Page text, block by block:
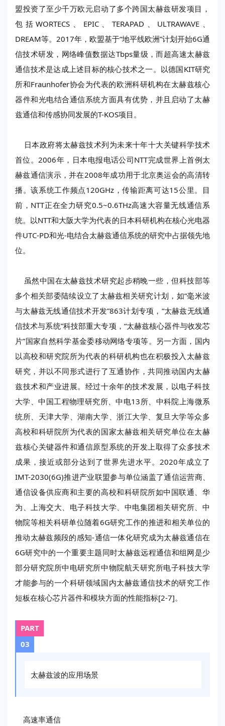
盟投资了至少千万欧元启动了多个跨国太赫兹研发项目，
包括WORTECS、EPIC、TERAPAD、ULTRAWAVE、
DREAM等。2017年，欧盟基于“地平线欧洲”计划开始6G通
信技术研发，网络峰值数据达Tbps量级，而超高速太赫兹
通信技术是达成上述目标的核心技术之一。以德国KIT研究
所和Fraunhofer协会为代表的欧洲科研机构在太赫兹核心
器件和光电结合通信系统方面具有优势，并且启动了太赫
兹通信和传感协同发展的T-KOS项目。
日本政府将太赫兹技术列为未来十年十大关键科学技术
首位。2006年，日本电报电话公司NTT完成世界上首例太
赫兹通信演示，并在2008年成功用于北京奥运会的高清转
播。该系统工作频点120GHz，传输距离可达15公里。目
前，NTT正在全力研究0.5~0.6THz高速大容量无线通信系
统。以NTT和大阪大学为代表的日本科研机构在核心光电器
件UTC-PD和光-电结合太赫兹通信系统的研究中占据领先地
位。
虽然中国在太赫兹技术研究起步稍晚一些，但科技部等
多个相关部委陆续设立了太赫兹相关研究计划，如“毫米波
与太赫兹无线通信技术开发”863计划专项，“太赫兹无线通
信技术与系统”科技部重大专项，“太赫兹核心器件与收发芯
片”国家自然科学基金委移动网络专项等。另一方面，国内
以高校和研究院所为代表的科研机构也在积极投入太赫兹
研究，并以不同形式进行了互通协作，共同推动国内太赫
兹技术和产业进展。经过十余年的技术发展，以电子科技
大学、中国工程物理研究所、中电13所、中科院上海微系
统所、天津大学、湖南大学、浙江大学、复旦大学等众多
高校和科研院所为代表的国家太赫兹相关研究单位在太赫
兹核心关键器件和通信原型系统的开发上取得了众多技术
成果，接近或部分达到了世界先进水平。2020年成立了
IMT-2030(6G)推进产业联盟参与单位涵盖了通信运营商、
通信设备供应商和主要的高校和科研院所如中国联通、华
为、上海交大、电子科技大学、中电集团相关研究所、中
物院等相关科研单位随着6G研究工作的推进和相关单位的
推动太赫兹频段的感知-通信一体化研究成为太赫兹通信在
6G研究中的一个重要主题同时太赫兹远程通信和组网是少
部分研究院所中电研究所中物院航天研究所电子科技大学
才能参与的一个科研领域国内太赫兹通信技术的研究工作
短板在核心芯片器件和模块方面的性能指标[2-7]。
PART
03
太赫兹波的应用场景
高速率通信